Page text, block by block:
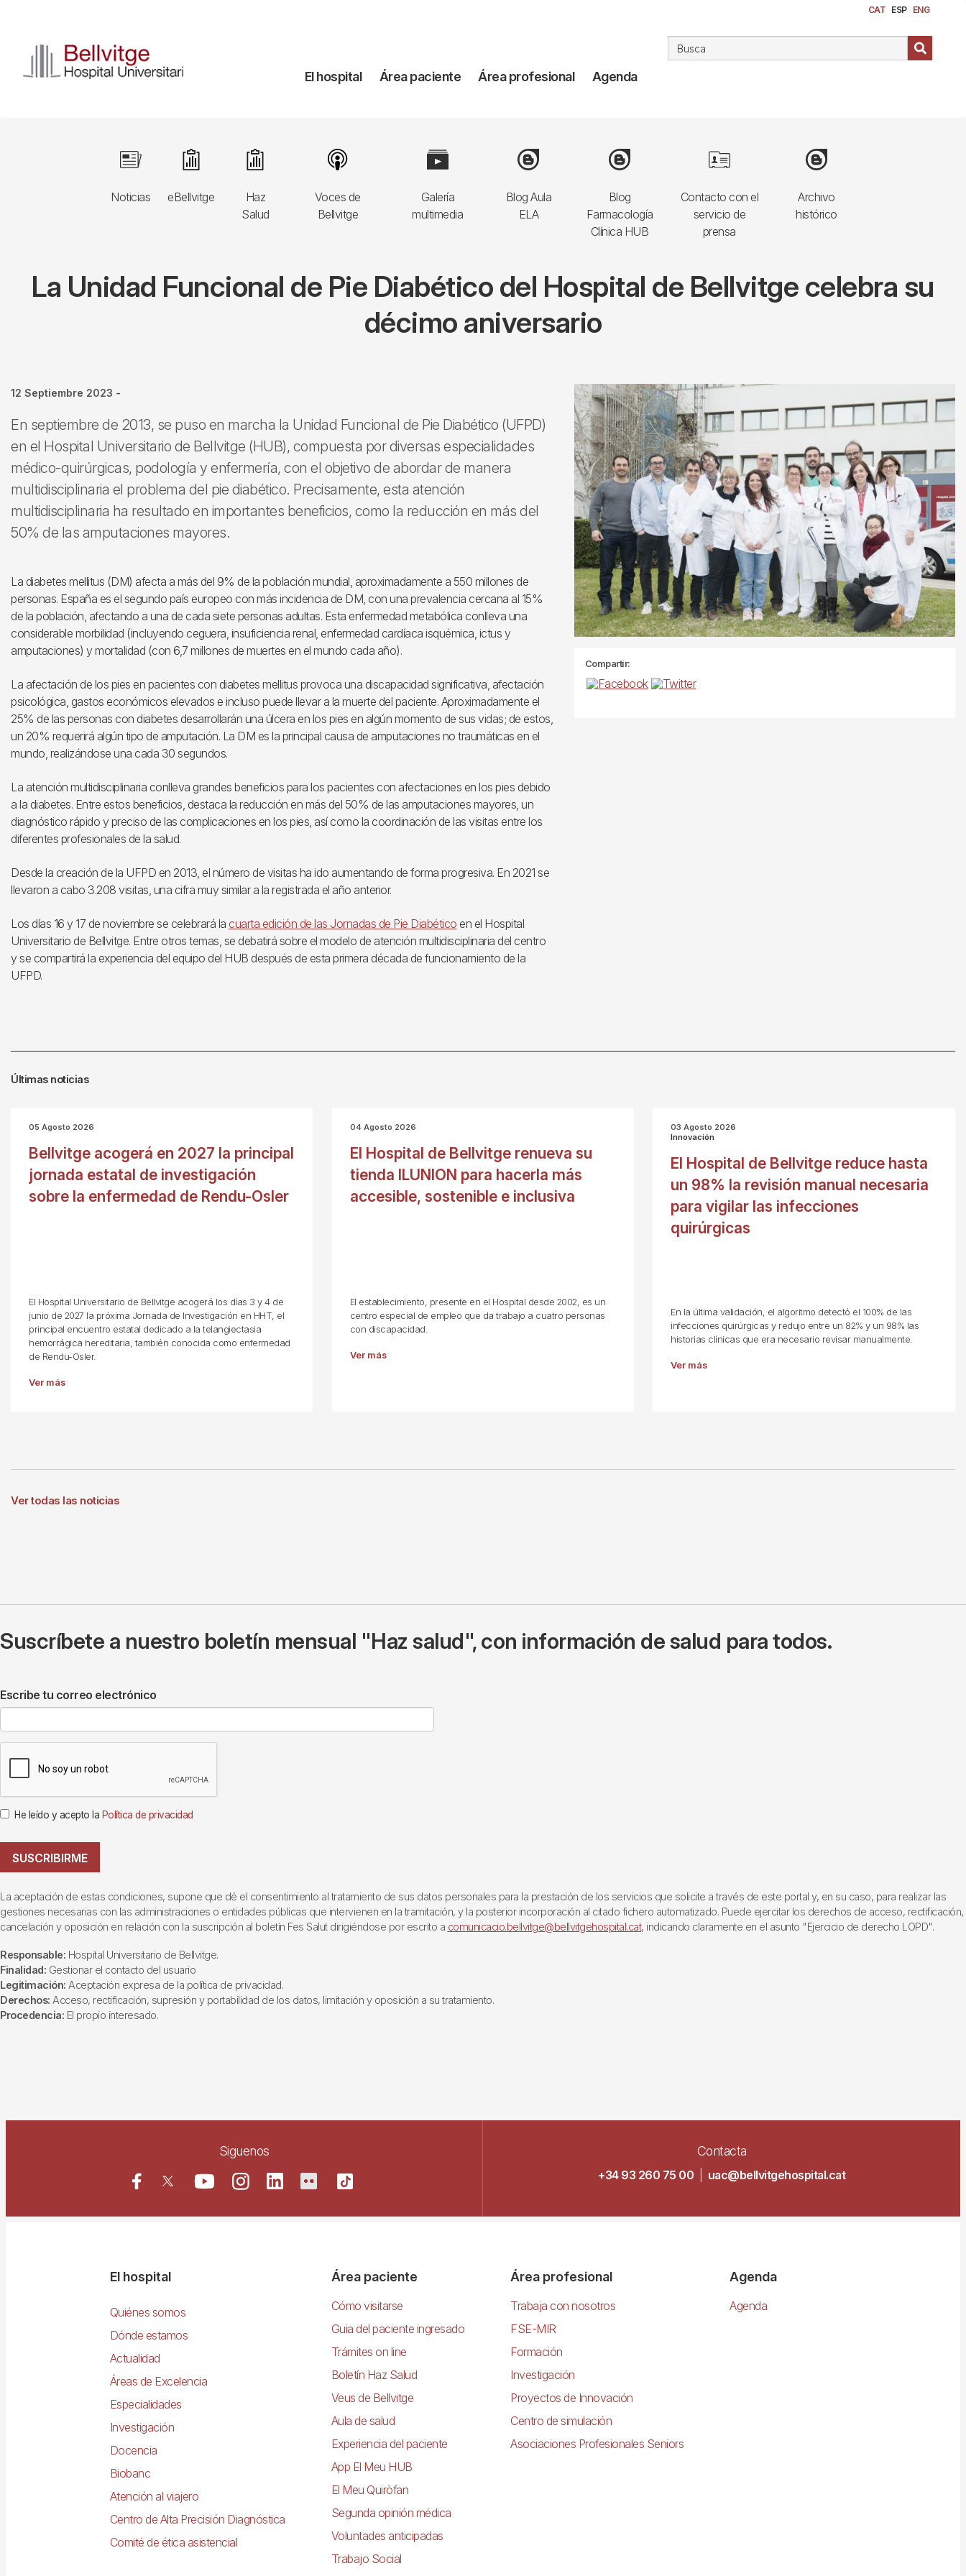
contenido
principal
CAT ESP ENG
Navegación
El hospital Área paciente Área profesional Agenda
Noticias
Image
eBellvitge
Image
Haz
Salud
Image
Voces de
Bellvitge
Image
Galería
multimedia
Image
Blog Aula
ELA
Image
Blog
Farmacología
Clínica HUB
Image
Contacto con el
servicio de
prensa
Image
Archivo
histórico
Image
La Unidad Funcional de Pie Diabético del Hospital de Bellvitge celebra su
décimo aniversario
12 Septiembre 2023 -
En septiembre de 2013, se puso en marcha la Unidad Funcional de Pie Diabético (UFPD)
en el Hospital Universitario de Bellvitge (HUB), compuesta por diversas especialidades
médico-quirúrgicas, podología y enfermería, con el objetivo de abordar de manera
multidisciplinaria el problema del pie diabético. Precisamente, esta atención
multidisciplinaria ha resultado en importantes beneficios, como la reducción en más del
50% de las amputaciones mayores.
La diabetes mellitus (DM) afecta a más del 9% de la población mundial, aproximadamente a 550 millones de
personas. España es el segundo país europeo con más incidencia de DM, con una prevalencia cercana al 15%
de la población, afectando a una de cada siete personas adultas. Esta enfermedad metabólica conlleva una
considerable morbilidad (incluyendo ceguera, insuficiencia renal, enfermedad cardíaca isquémica, ictus y
amputaciones) y mortalidad (con 6,7 millones de muertes en el mundo cada año).
La afectación de los pies en pacientes con diabetes mellitus provoca una discapacidad significativa, afectación
psicológica, gastos económicos elevados e incluso puede llevar a la muerte del paciente. Aproximadamente el
25% de las personas con diabetes desarrollarán una úlcera en los pies en algún momento de sus vidas; de estos,
un 20% requerirá algún tipo de amputación. La DM es la principal causa de amputaciones no traumáticas en el
mundo, realizándose una cada 30 segundos.
La atención multidisciplinaria conlleva grandes beneficios para los pacientes con afectaciones en los pies debido
a la diabetes. Entre estos beneficios, destaca la reducción en más del 50% de las amputaciones mayores, un
diagnóstico rápido y preciso de las complicaciones en los pies, así como la coordinación de las visitas entre los
diferentes profesionales de la salud.
Desde la creación de la UFPD en 2013, el número de visitas ha ido aumentando de forma progresiva. En 2021 se
llevaron a cabo 3.208 visitas, una cifra muy similar a la registrada el año anterior.
Los días 16 y 17 de noviembre se celebrará la cuarta edición de las Jornadas de Pie Diabético en el Hospital
Universitario de Bellvitge. Entre otros temas, se debatirá sobre el modelo de atención multidisciplinaria del centro
y se compartirá la experiencia del equipo del HUB después de esta primera década de funcionamiento de la
UFPD.
Compartir:
Últimas noticias
05 Agosto 2026
Bellvitge acogerá en 2027 la principal
jornada estatal de investigación
sobre la enfermedad de Rendu-Osler
El Hospital Universitario de Bellvitge acogerá los días 3 y 4 de
junio de 2027 la próxima Jornada de Investigación en HHT, el
principal encuentro estatal dedicado a la telangiectasia
hemorrágica hereditaria, también conocida como enfermedad
de Rendu-Osler.
Ver más
04 Agosto 2026
El Hospital de Bellvitge renueva su
tienda ILUNION para hacerla más
accesible, sostenible e inclusiva
El establecimiento, presente en el Hospital desde 2002, es un
centro especial de empleo que da trabajo a cuatro personas
con discapacidad.
Ver más
03 Agosto 2026
Innovación
El Hospital de Bellvitge reduce hasta
un 98% la revisión manual necesaria
para vigilar las infecciones
quirúrgicas
En la última validación, el algoritmo detectó el 100% de las
infecciones quirúrgicas y redujo entre un 82% y un 98% las
historias clínicas que era necesario revisar manualmente.
Ver más
Ver todas las noticias
Suscríbete a nuestro boletín mensual "Haz salud", con información de salud para todos.
Escribe tu correo electrónico
He leído y acepto la Política de privacidad
SUSCRIBIRME
La aceptación de estas condiciones, supone que dé el consentimiento al tratamiento de sus datos personales para la prestación de los servicios que solicite a través de este portal y, en su caso, para realizar las
gestiones necesarias con las administraciones o entidades públicas que intervienen en la tramitación, y la posterior incorporación al citado fichero automatizado. Puede ejercitar los derechos de acceso, rectificación,
cancelación y oposición en relación con la suscripción al boletín Fes Salut dirigiéndose por escrito a comunicacio.bellvitge@bellvitgehospital.cat, indicando claramente en el asunto "Ejercicio de derecho LOPD".
Responsable: Hospital Universitario de Bellvitge.
Finalidad: Gestionar el contacto del usuario
Legitimación: Aceptación expresa de la política de privacidad.
Derechos: Acceso, rectificación, supresión y portabilidad de los datos, limitación y oposición a su tratamiento.
Procedencia: El propio interesado.
Siguenos Contacta
+34 93 260 75 00 uac@bellvitgehospital.cat
NavegacióEl hospital
Quiénes somos
Dónde estamos
Actualidad
Áreas de Excelencia
Especialidades
Investigación
Docencia
Biobanc
Atención al viajero
Centro de Alta Precisión Diagnóstica
Comité de ética asistencial
Área paciente
Cómo visitarse
Guia del paciente ingresado
Trámites on line
Boletín Haz Salud
Veus de Bellvitge
Aula de salud
Experiencia del paciente
App El Meu HUB
El Meu Quiròfan
Segunda opinión médica
Voluntades anticipadas
Trabajo Social
Área profesional
Trabaja con nosotros
FSE-MIR
Formación
Investigación
Proyectos de Innovación
Centro de simulación
Asociaciones Profesionales Seniors
Agenda
Agenda